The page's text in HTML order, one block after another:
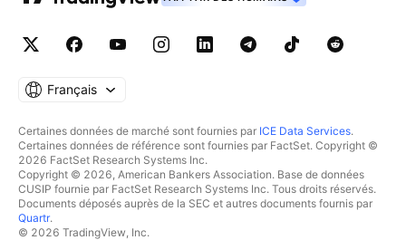
Français
Certaines données de marché sont fournies par ICE Data Services.
Certaines données de référence sont fournies par FactSet. Copyright ©
2026 FactSet Research Systems Inc.
Copyright © 2026, American Bankers Association. Base de données
CUSIP fournie par FactSet Research Systems Inc. Tous droits réservés.
Documents déposés auprès de la SEC et autres documents fournis par
Quartr.
© 2026 TradingView, Inc.